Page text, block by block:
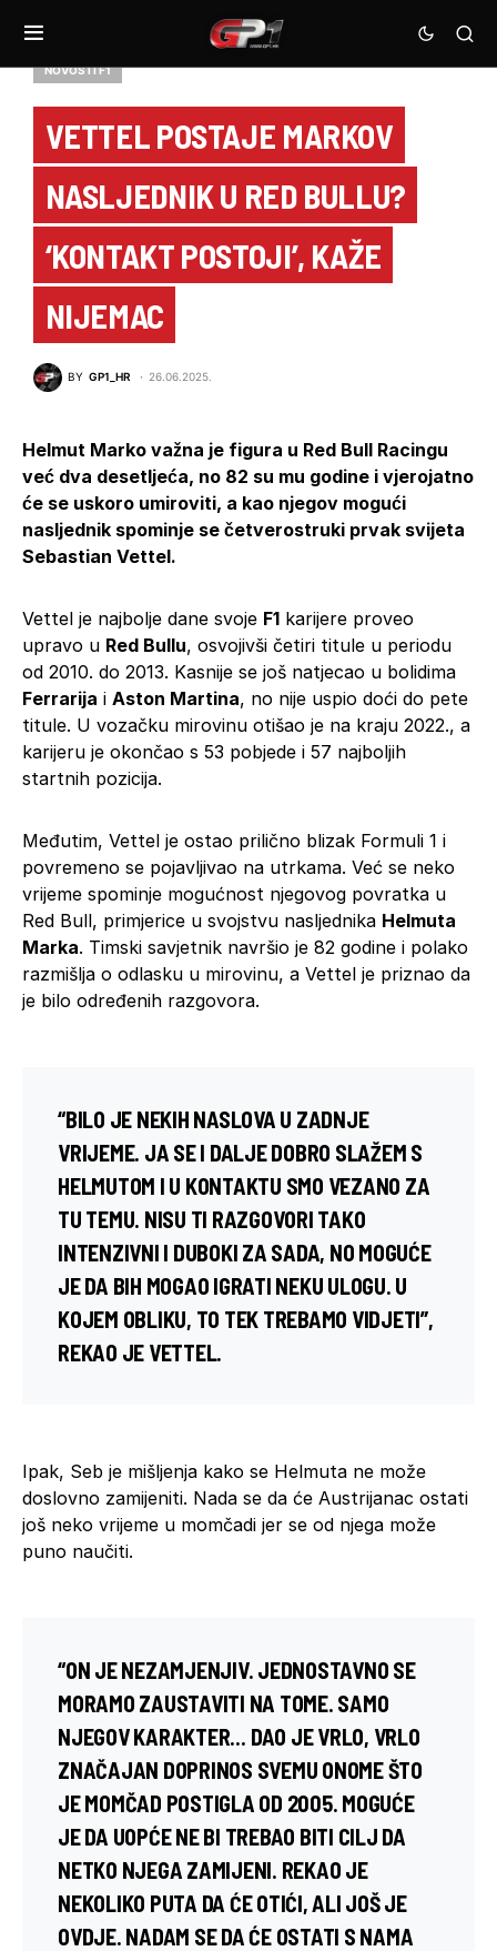
NOVOSTI F1
VETTEL POSTAJE MARKOV
NASLJEDNIK U RED BULLU?
‘KONTAKT POSTOJI’, KAŽE
NIJEMAC
BY GP1_HR 26.06.2025.
Helmut Marko važna je figura u Red Bull Racingu
već dva desetljeća, no 82 su mu godine i vjerojatno
će se uskoro umiroviti, a kao njegov mogući
nasljednik spominje se četverostruki prvak svijeta
Sebastian Vettel.
Vettel je najbolje dane svoje F1 karijere proveo
upravo u Red Bullu, osvojivši četiri titule u periodu
od 2010. do 2013. Kasnije se još natjecao u bolidima
Ferrarija i Aston Martina, no nije uspio doći do pete
titule. U vozačku mirovinu otišao je na kraju 2022., a
karijeru je okončao s 53 pobjede i 57 najboljih
startnih pozicija.
Međutim, Vettel je ostao prilično blizak Formuli 1 i
povremeno se pojavljivao na utrkama. Već se neko
vrijeme spominje mogućnost njegovog povratka u
Red Bull, primjerice u svojstvu nasljednika Helmuta
Marka. Timski savjetnik navršio je 82 godine i polako
razmišlja o odlasku u mirovinu, a Vettel je priznao da
je bilo određenih razgovora.
“BILO JE NEKIH NASLOVA U ZADNJE
VRIJEME. JA SE I DALJE DOBRO SLAŽEM S
HELMUTOM I U KONTAKTU SMO VEZANO ZA
TU TEMU. NISU TI RAZGOVORI TAKO
INTENZIVNI I DUBOKI ZA SADA, NO MOGUĆE
JE DA BIH MOGAO IGRATI NEKU ULOGU. U
KOJEM OBLIKU, TO TEK TREBAMO VIDJETI”,
REKAO JE VETTEL.
Ipak, Seb je mišljenja kako se Helmuta ne može
doslovno zamijeniti. Nada se da će Austrijanac ostati
još neko vrijeme u momčadi jer se od njega može
puno naučiti.
“ON JE NEZAMJENJIV. JEDNOSTAVNO SE
MORAMO ZAUSTAVITI NA TOME. SAMO
NJEGOV KARAKTER… DAO JE VRLO, VRLO
ZNAČAJAN DOPRINOS SVEMU ONOME ŠTO
JE MOMČAD POSTIGLA OD 2005. MOGUĆE
JE DA UOPĆE NE BI TREBAO BITI CILJ DA
NETKO NJEGA ZAMIJENI. REKAO JE
NEKOLIKO PUTA DA ĆE OTIĆI, ALI JOŠ JE
OVDJE. NADAM SE DA ĆE OSTATI S NAMA